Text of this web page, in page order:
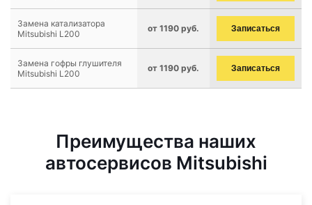
Замена катализатора
Mitsubishi L200
от 1190 руб. Записаться
Замена гофры глушителя
Mitsubishi L200
от 1190 руб. Записаться
Преимущества наших
автосервисов Mitsubishi